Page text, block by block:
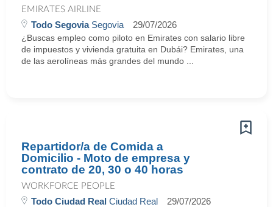
EMIRATES AIRLINE
Todo SegoviaSegovia 29/07/2026
¿Buscas empleo como piloto en Emirates con salario libre
de impuestos y vivienda gratuita en Dubái? Emirates, una
de las aerolíneas más grandes del mundo ...
Repartidor/a de Comida a
Domicilio - Moto de empresa y
contrato de 20, 30 o 40 horas
WORKFORCE PEOPLE
Todo Ciudad Real Ciudad Real 29/07/2026